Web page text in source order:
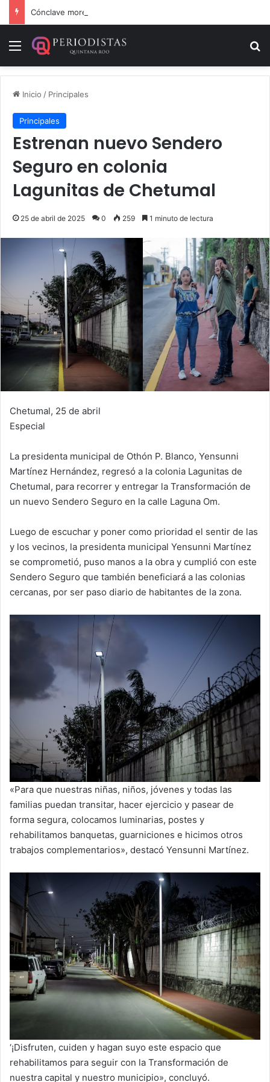
Cónclave morenista en el WTC de la CDMX
Menú
Inicio / Principales
Principales
Estrenan nuevo Sendero
Seguro en colonia
Lagunitas de Chetumal
25 de abril de 2025 0 259 1 minuto de lectura
Chetumal, 25 de abril
Especial
La presidenta municipal de Othón P. Blanco, Yensunni
Martínez Hernández, regresó a la colonia Lagunitas de
Chetumal, para recorrer y entregar la Transformación de
un nuevo Sendero Seguro en la calle Laguna Om.
Luego de escuchar y poner como prioridad el sentir de las
y los vecinos, la presidenta municipal Yensunni Martínez
se comprometió, puso manos a la obra y cumplió con este
Sendero Seguro que también beneficiará a las colonias
cercanas, por ser paso diario de habitantes de la zona.
«Para que nuestras niñas, niños, jóvenes y todas las
familias puedan transitar, hacer ejercicio y pasear de
forma segura, colocamos luminarias, postes y
rehabilitamos banquetas, guarniciones e hicimos otros
trabajos complementarios», destacó Yensunni Martínez.
‘¡Disfruten, cuiden y hagan suyo este espacio que
rehabilitamos para seguir con la Transformación de
nuestra capital y nuestro municipio», concluyó.